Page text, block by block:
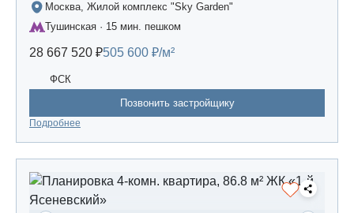
Москва, Жилой комплекс "Sky Garden"
Тушинская · 15 мин. пешком
28 667 520 ₽505 600 ₽/м²
ФСК
Позвонить застройщику
Подробнее